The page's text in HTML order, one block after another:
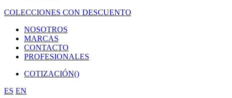
COLECCIONES CON DESCUENTO
NOSOTROS
MARCAS
CONTACTO
PROFESIONALES
COTIZACIÓN()
ES EN